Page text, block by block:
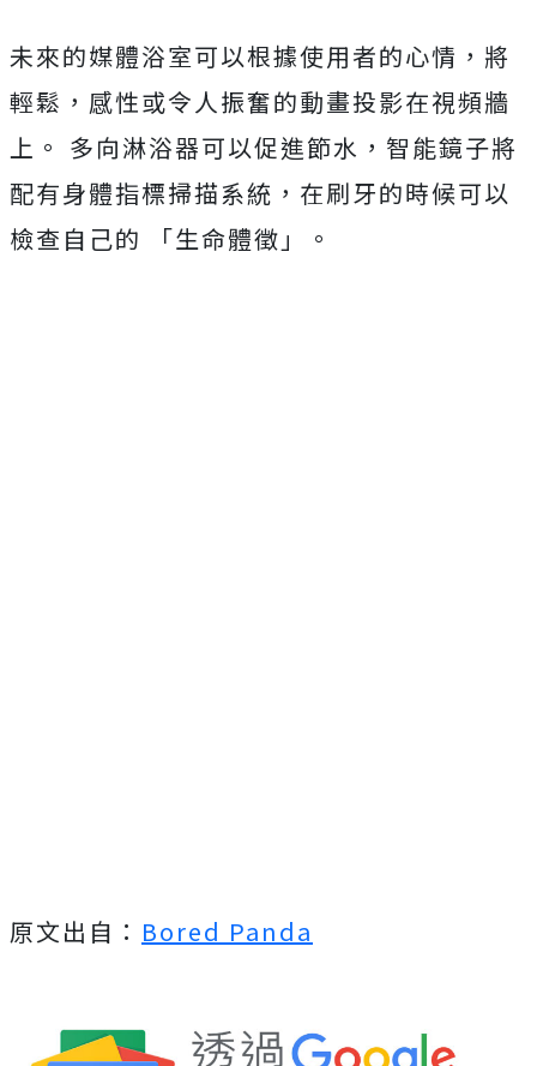
未來的媒體浴室可以根據使用者的心情，將
輕鬆，感性或令人振奮的動畫投影在視頻牆
上。 多向淋浴器可以促進節水，智能鏡子將
配有身體指標掃描系統，在刷牙的時候可以
檢查自己的 「生命體徵」。
原文出自： Bored Panda